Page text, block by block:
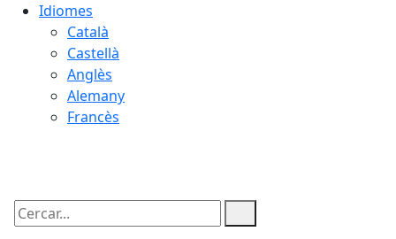
Idiomes
Català
Castellà
Anglès
Alemany
Francès
Cercar: